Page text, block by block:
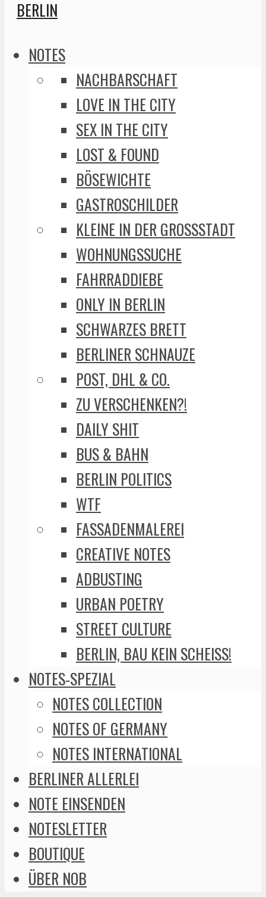
NOTES
NACHBARSCHAFT
LOVE IN THE CITY
SEX IN THE CITY
LOST & FOUND
BÖSEWICHTE
GASTROSCHILDER
KLEINE IN DER GROSSSTADT
WOHNUNGSSUCHE
FAHRRADDIEBE
ONLY IN BERLIN
SCHWARZES BRETT
BERLINER SCHNAUZE
POST, DHL & CO.
ZU VERSCHENKEN?!
DAILY SHIT
BUS & BAHN
BERLIN POLITICS
WTF
FASSADENMALEREI
CREATIVE NOTES
ADBUSTING
URBAN POETRY
STREET CULTURE
BERLIN, BAU KEIN SCHEISS!
NOTES-SPEZIAL
NOTES COLLECTION
NOTES OF GERMANY
NOTES INTERNATIONAL
BERLINER ALLERLEI
NOTE EINSENDEN
NOTESLETTER
BOUTIQUE
ÜBER NOB